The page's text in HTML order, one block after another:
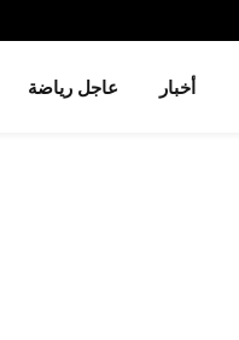
أخبار عاجل رياضة